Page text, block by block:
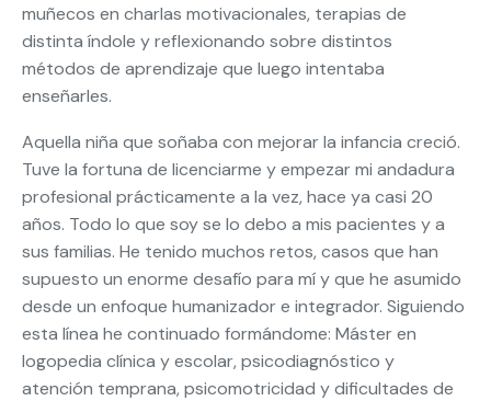
muñecos en charlas motivacionales, terapias de
distinta índole y reflexionando sobre distintos
métodos de aprendizaje que luego intentaba
enseñarles.
Aquella niña que soñaba con mejorar la infancia creció.
Tuve la fortuna de licenciarme y empezar mi andadura
profesional prácticamente a la vez, hace ya casi 20
años. Todo lo que soy se lo debo a mis pacientes y a
sus familias. He tenido muchos retos, casos que han
supuesto un enorme desafío para mí y que he asumido
desde un enfoque humanizador e integrador. Siguiendo
esta línea he continuado formándome: Máster en
logopedia clínica y escolar, psicodiagnóstico y
atención temprana, psicomotricidad y dificultades de